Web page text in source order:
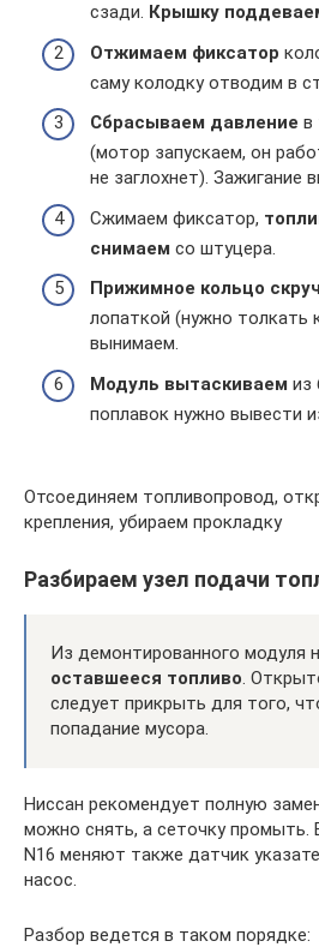
сзади. Крышку
Отжимаем фиксатор
саму колодку отводим в
Сбрасываем давление в
(мотор запускаем, он
не заглохнет). Зажигание
Сжимаем фиксатор,
снимаем со штуцера.
Прижимное кольцо
лопаткой (нужно толкать
вынимаем.
Модуль вытаскиваем из
поплавок нужно вывести
Отсоединяем топливопровод,
крепления, убираем прокладку
Разбираем узел подачи
Из демонтированного модуля
оставшееся топливо .
следует прикрыть для того,
попадание мусора.
Ниссан рекомендует полную
можно снять, а сеточку промыть.
N16 меняют также датчик
насос.
Разбор ведется в таком порядке: